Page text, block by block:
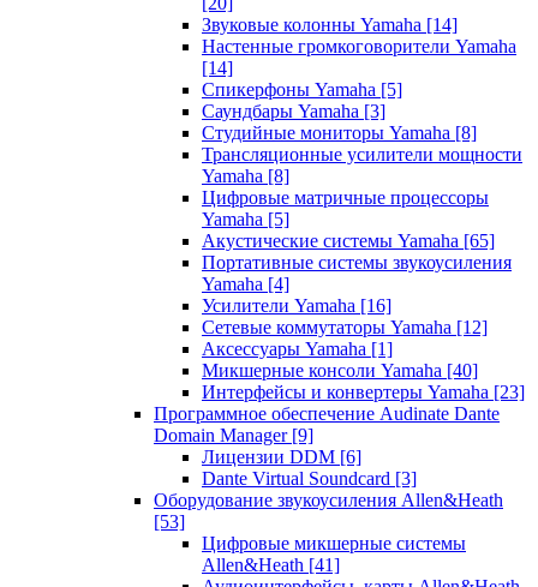
Звуковые колонны Yamaha [14]
Настенные громкоговорители Yamaha
[14]
Спикерфоны Yamaha [5]
Саундбары Yamaha [3]
Студийные мониторы Yamaha [8]
Трансляционные усилители мощности
Yamaha [8]
Цифровые матричные процессоры
Yamaha [5]
Акустические системы Yamaha [65]
Портативные системы звукоусиления
Yamaha [4]
Усилители Yamaha [16]
Сетевые коммутаторы Yamaha [12]
Аксессуары Yamaha [1]
Микшерные консоли Yamaha [40]
Интерфейсы и конвертеры Yamaha [23]
Программное обеспечение Audinate Dante
Domain Manager [9]
Лицензии DDM [6]
Dante Virtual Soundcard [3]
Оборудование звукоусиления Allen&Heath
[53]
Цифровые микшерные системы
Allen&Heath [41]